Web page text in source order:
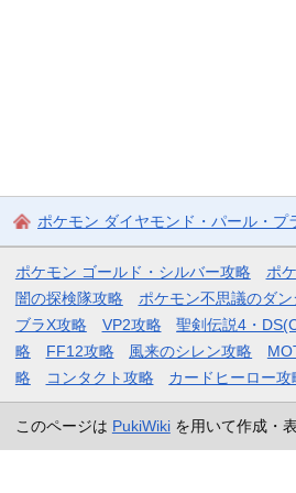
ポケモン ダイヤモンド・パール・
ポケモン ゴールド・シルバー攻略 ポ
闇の探検隊攻略
ポケモン不思議のダ
ブラX攻略
VP2攻略 聖剣伝説4・
略
FF12攻略 風来のシレン攻略
略
コンタクト攻略 カードヒーロー攻
このページは PukiWikiを用いて作成・